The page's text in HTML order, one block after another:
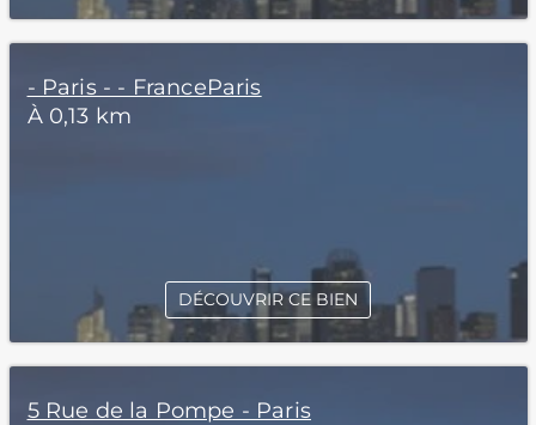
- Paris - - FranceParis
À 0,13 km
DÉCOUVRIR CE BIEN
5 Rue de la Pompe - Paris